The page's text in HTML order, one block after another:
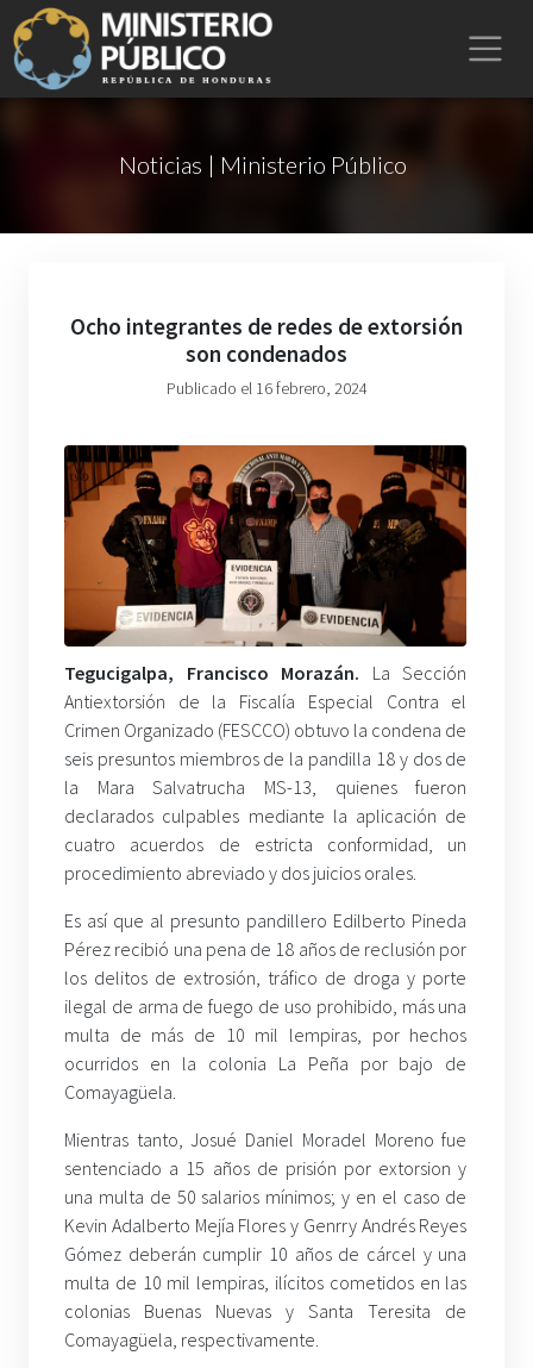
Noticias | Ministerio Público
Ocho integrantes de redes de extorsión
son condenados
Publicado el 16 febrero, 2024
Tegucigalpa, Francisco Morazán. La Sección
Antiextorsión de la Fiscalía Especial Contra el
Crimen Organizado (FESCCO) obtuvo la condena de
seis presuntos miembros de la pandilla 18 y dos de
la Mara Salvatrucha MS-13, quienes fueron
declarados culpables mediante la aplicación de
cuatro acuerdos de estricta conformidad, un
procedimiento abreviado y dos juicios orales.
Es así que al presunto pandillero Edilberto Pineda
Pérez recibió una pena de 18 años de reclusión por
los delitos de extrosión, tráfico de droga y porte
ilegal de arma de fuego de uso prohibido, más una
multa de más de 10 mil lempiras, por hechos
ocurridos en la colonia La Peña por bajo de
Comayagüela.
Mientras tanto, Josué Daniel Moradel Moreno fue
sentenciado a 15 años de prisión por extorsion y
una multa de 50 salarios mínimos; y en el caso de
Kevin Adalberto Mejía Flores y Genrry Andrés Reyes
Gómez deberán cumplir 10 años de cárcel y una
multa de 10 mil lempiras, ilícitos cometidos en las
colonias Buenas Nuevas y Santa Teresita de
Comayagüela, respectivamente.